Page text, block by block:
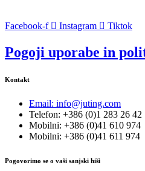
Facebook-f Instagram Tiktok
Pogoji uporabe in
Kontakt
Email: info@juting.com
Telefon: +386 (0)1 283 26 42
Mobilni: +386 (0)41 610 974
Mobilni: +386 (0)41 611 974
Pogovorimo se o vaši sanjski hiši